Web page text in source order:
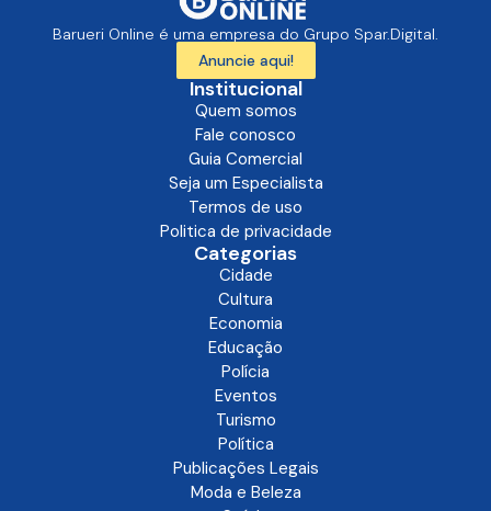
Barueri Online é uma empresa do Grupo Spar.Digital.
Anuncie aqui!
Institucional
Quem somos
Fale conosco
Guia Comercial
Seja um Especialista
Termos de uso
Politica de privacidade
Categorias
Cidade
Cultura
Economia
Educação
Polícia
Eventos
Turismo
Política
Publicações Legais
Moda e Beleza